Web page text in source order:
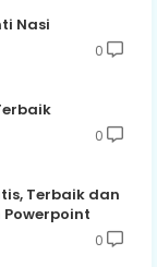
Nasi
0
0
Terbaik dan
0